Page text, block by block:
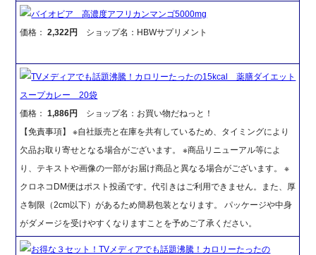
バイオビア 高濃度アフリカンマンゴ5000mg
価格：2,322円 ショップ名：HBWサプリメント
TVメディアでも話題沸騰！カロリーたったの15kcal 薬膳ダイエット
スープカレー 20袋
価格：1,886円
ショップ名：お買い物だねっと！
【免責事項】 ※自社販売と在庫を共有しているため、タイミングにより
欠品お取り寄せとなる場合がございます。 ※商品リニューアル等によ
り、テキストや画像の一部がお届け商品と異なる場合がございます。 ※
クロネコDM便はポスト投函です。代引きはご利用できません。また、厚
さ制限（2cm以下）があるため簡易包装となります。 パッケージや中身
がダメージを受けやすくなりますことを予めご了承ください。
お得な３セット！TVメディアでも話題沸騰！カロリーたったの